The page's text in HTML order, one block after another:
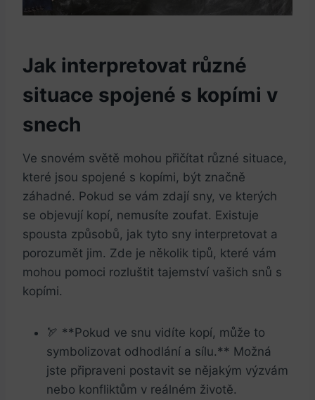
Jak interpretovat různé
situace spojené s kopími v
snech
Ve snovém světě mohou přičítat různé situace,
které jsou spojené s kopími, být značně
záhadné. Pokud se vám zdají sny, ve kterých
se objevují kopí, nemusíte zoufat. Existuje
spousta způsobů, jak tyto sny interpretovat a
porozumět jim. Zde je několik tipů, které vám
mohou pomoci rozluštit tajemství vašich snů s
kopími.
🏹 **Pokud ve snu vidíte kopí, může to
symbolizovat odhodlání a sílu.** Možná
jste připraveni postavit se nějakým výzvám
nebo konfliktům v reálném životě.